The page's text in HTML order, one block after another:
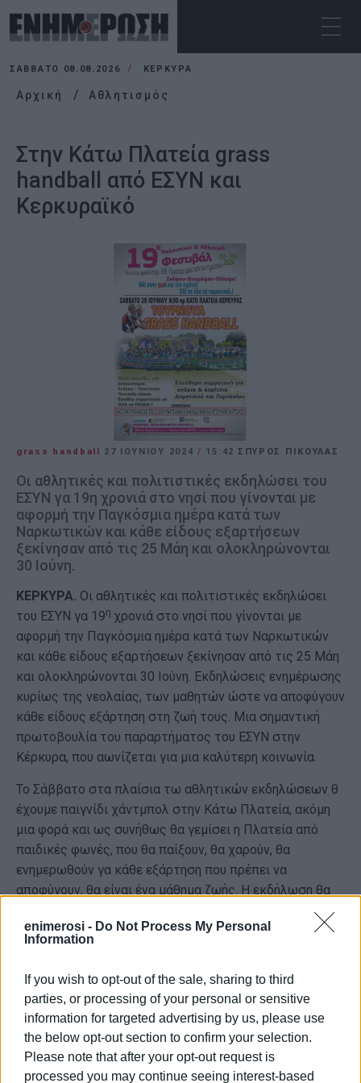
enimerosi - Do Not Process My Personal
Information
If you wish to opt-out of the sale, sharing to third
parties, or processing of your personal or sensitive
information for targeted advertising by us, please use
the below opt-out section to confirm your selection.
Please note that after your opt-out request is
processed you may continue seeing interest-based
ΣΆΒΒΑΤΟ 08.08.2026 ΚΕΡΚΥΡΑ
Αρχική Αθλητισμός
Στην Κάτω Πλατεία grass
handball από ΕΣΥΝ και
Κερκυραϊκό
grass handball 27 ΙΟΥΝΊΟΥ 2024/ 15:42 ΣΠΥΡΟΣ ΠΙΚΟΥΛΑΣ
Οι αθλητικές και πολιτιστικές εκδηλώσει του
ΕΣΥΝ γα 19η χρονιά στο νησί που γίνονται με
αφορμή την Παγκόσμια ημέρα κατά των
Ναρκωτικών και κάθε είδους εξαρτήσεων
ξεκίνησαν από τις 25 Μάη και ολοκληρώνονται
30 Ιούνη.
ΚΕΡΚΥΡΑ. Οι αθλητικές και πολιτιστικές εκδηλώσει
του ΕΣΥΝ γα 19η χρονιά στο νησί που γίνονται με
αφορμή την Παγκόσμια ημέρα κατά των Ναρκωτικών
και κάθε είδους εξαρτήσεων ξεκίνησαν από τις 25 Μάη
και ολοκληρώνονται 30 Ιούνη. Εκδηλώσεις ενημέρωσης
κυρίως της νεολαίας, των μαθητών ώστε να αποφύγουν
κάθε είδους εξάρτηση στη ζωή τους. Μια σημαντική
πρωτοβουλία του παραρτήματος του ΕΣΥΝ στην
Κέρκυρα, που αωνίζεται για μια καλύτερη κοινωνία.
Το Σάββατο στα πλαίσια τω αθλητικών εκδηλώσεων θ
έχουμε παιγνίδι χάντμπολ στην Κάτω Πλατεία, ακόμη
μια φορά και ως συνήθως θα γεμίσει η Πλατεία από
παιδικές φωνές, που θα παίξουν, θα χαρούν, θα
ενημερωθούν γα κάθε εξάρτηση που πρέπει να
αποφύγουν, θα είναι ένα μάθημα ζωής. Η εκδήλωση θα
γίνει από το ΣΕΥ σε συνεργασία με το τμήμα χάντμπολ
του Κερκυραϊκού ο οποίος ενημέρωσε γι αυτό.
Η ανακοίνωση του ΚΓΣ (χάντμπολ)
Το Εθνικό Συμβούλιο κατά των Ναρκωτικών (ΕΣΥΝ)
Κέρκυρας σε συνεργασία με τον ιστορικό Κερκυραϊκό